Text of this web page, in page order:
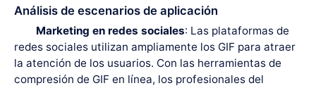
Análisis de escenarios de aplicación
Marketing en redes sociales: Las plataformas de
redes sociales utilizan ampliamente los GIF para atraer
la atención de los usuarios. Con las herramientas de
compresión de GIF en línea, los profesionales del